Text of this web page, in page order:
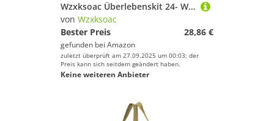
Wzxksoac Überlebenskit 24- Weihnachts Countdown Cool Ausrüstung 2025 Werkzeugset für Teenager Wandern Camping-Enthusiasten im Freien
von Wzxksoac
Bester Preis
28,86 €
gefunden bei Amazon
zuletzt überprüft am 27.09.2025 um 00:03; der
Preis kann sich seitdem geändert haben.
Keine weiteren Anbieter